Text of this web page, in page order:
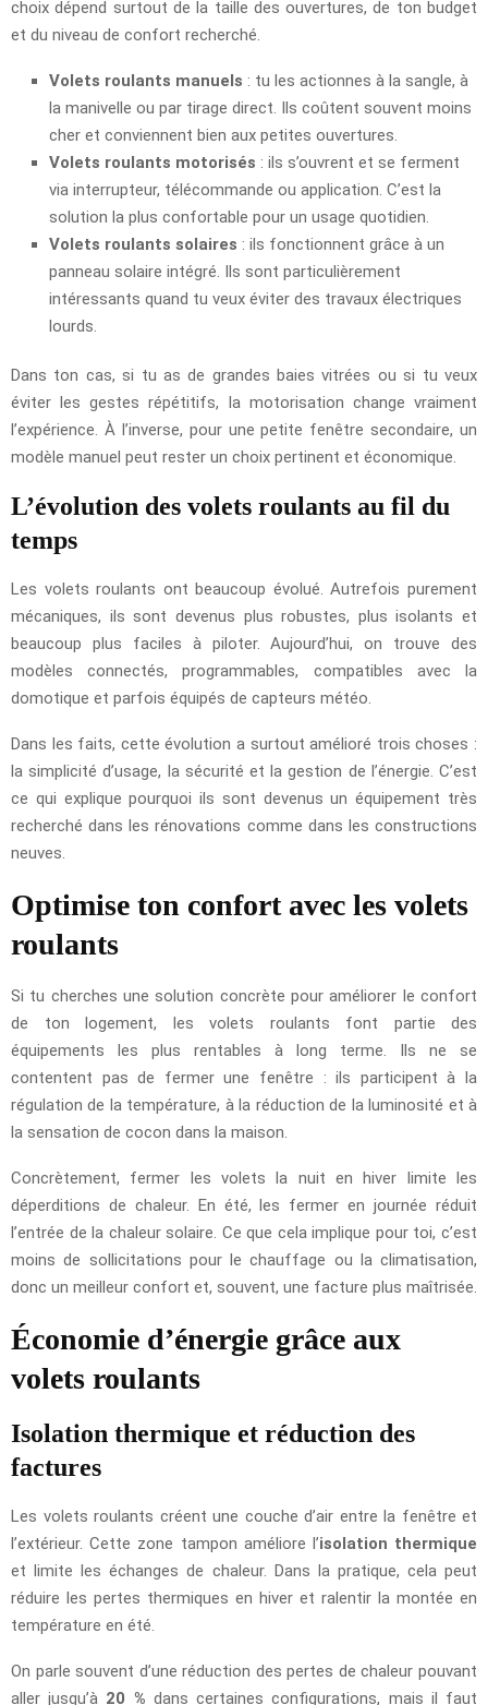
choix dépend surtout de la taille des ouvertures, de ton budget
et du niveau de confort recherché.
Volets roulants manuels : tu les actionnes à la sangle, à
la manivelle ou par tirage direct. Ils coûtent souvent moins
cher et conviennent bien aux petites ouvertures.
Volets roulants motorisés : ils s’ouvrent et se ferment
via interrupteur, télécommande ou application. C’est la
solution la plus confortable pour un usage quotidien.
Volets roulants solaires : ils fonctionnent grâce à un
panneau solaire intégré. Ils sont particulièrement
intéressants quand tu veux éviter des travaux électriques
lourds.
Dans ton cas, si tu as de grandes baies vitrées ou si tu veux
éviter les gestes répétitifs, la motorisation change vraiment
l’expérience. À l’inverse, pour une petite fenêtre secondaire, un
modèle manuel peut rester un choix pertinent et économique.
L’évolution des volets roulants au fil du
temps
Les volets roulants ont beaucoup évolué. Autrefois purement
mécaniques, ils sont devenus plus robustes, plus isolants et
beaucoup plus faciles à piloter. Aujourd’hui, on trouve des
modèles connectés, programmables, compatibles avec la
domotique et parfois équipés de capteurs météo.
Dans les faits, cette évolution a surtout amélioré trois choses :
la simplicité d’usage, la sécurité et la gestion de l’énergie. C’est
ce qui explique pourquoi ils sont devenus un équipement très
recherché dans les rénovations comme dans les constructions
neuves.
Optimise ton confort avec les volets
roulants
Si tu cherches une solution concrète pour améliorer le confort
de ton logement, les volets roulants font partie des
équipements les plus rentables à long terme. Ils ne se
contentent pas de fermer une fenêtre : ils participent à la
régulation de la température, à la réduction de la luminosité et à
la sensation de cocon dans la maison.
Concrètement, fermer les volets la nuit en hiver limite les
déperditions de chaleur. En été, les fermer en journée réduit
l’entrée de la chaleur solaire. Ce que cela implique pour toi, c’est
moins de sollicitations pour le chauffage ou la climatisation,
donc un meilleur confort et, souvent, une facture plus maîtrisée.
Économie d’énergie grâce aux
volets roulants
Isolation thermique et réduction des
factures
Les volets roulants créent une couche d’air entre la fenêtre et
l’extérieur. Cette zone tampon améliore l’isolation thermique
et limite les échanges de chaleur. Dans la pratique, cela peut
réduire les pertes thermiques en hiver et ralentir la montée en
température en été.
On parle souvent d’une réduction des pertes de chaleur pouvant
aller jusqu’à 20 % dans certaines configurations, mais il faut